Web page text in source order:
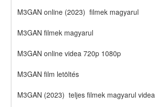
M3GAN online (2023)  filmek magyarul
M3GAN filmek magyarul
M3GAN online videa 720p 1080p
M3GAN film letöltés
M3GAN (2023)  teljes filmek magyarul videa